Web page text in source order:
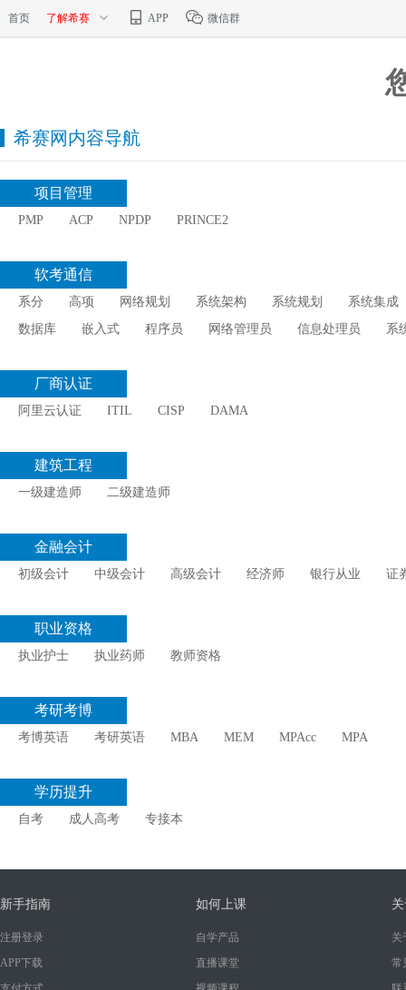
首页 了解希赛 APP 微信群
希赛网内容导航
项目管理
PMP ACP NPDP PRINCE2
软考通信
系分 高项 网络规划 系统架构 系统规划
系统集成
数据库
嵌入式 程序员 网络管理员 信息处理员 系
厂商认证
阿里云认证 ITIL CISP DAMA
建筑工程
一级建造师 二级建造师
金融会计
初级会计 中级会计 高级会计 经济师 银行从业 证
职业资格
执业护士 执业药师 教师资格
考研考博
考博英语 考研英语 MBA MEM MPAcc MPA
学历提升
自考 成人高考 专接本
新手指南
注册登录
APP下载
如何上课
自学产品
直播课堂
关
常